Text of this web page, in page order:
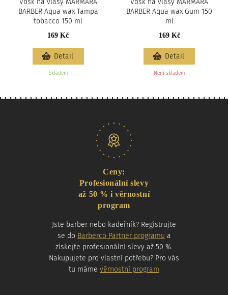
BARBER Aqua wax Tampa
tobacco 150 ml
169 Kč
Skladem
Detail
BARBER Aqua wax Gum 150
ml
169 Kč
Není skladem
Detail
Ceny:
Profesionální slevy
až 50 % i věrnostní
program
Jste barber nebo kadeřník? Registrujte
se do Barberco Partner programu a
získejte profesionální slevy až 50 %.
Nakupujete pro vlastní potřebu? Pro vás
tu máme věrnostní program